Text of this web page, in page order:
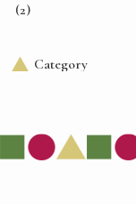
(2)
Category